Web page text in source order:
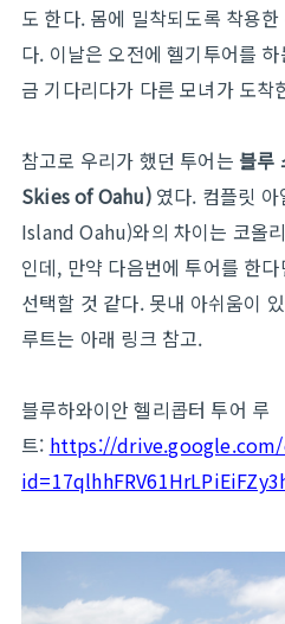
도 한다. 몸에 밀착되도록 착용
다. 이날은 오전에 헬기투어를
금 기다리다가 다른 모녀가 도
참고로 우리가 했던 투어는 블루
Skies of Oahu)였다. 컴플릿
Island Oahu)와의 차이는 코올
인데, 만약 다음번에 투어를 한
선택할 것 같다. 못내 아쉬움이
루트는 아래 링크 참고.
블루하와이안 헬리콥터 투어 루
트: https://drive.google.com/